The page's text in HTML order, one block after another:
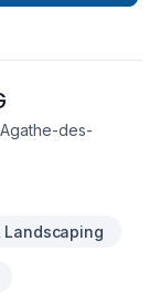
votre projet
des-
Landscaping